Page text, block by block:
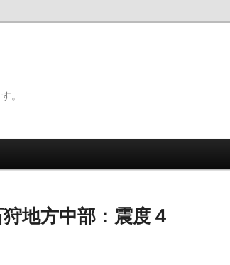
。
地方中部：震度４